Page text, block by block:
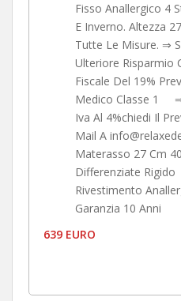
Fisso Anallergico 4
E Inverno. Altezza
Tutte Le Misure. ⇒
Ulteriore Risparmio
Fiscale Del 19%
Medico Classe 1 ⇒
Iva Al 4%chiedi Il
Mail A
Materasso 27 Cm
Differenziate
Rivestimento
Garanzia 10 Anni
639 EURO